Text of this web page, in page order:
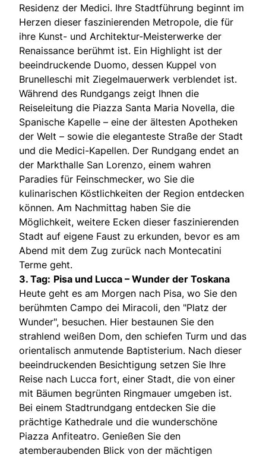
Residenz der Medici. Ihre Stadtführung beginnt im
Herzen dieser faszinierenden Metropole, die für
ihre Kunst- und Architektur-Meisterwerke der
Renaissance berühmt ist. Ein Highlight ist der
beeindruckende Duomo, dessen Kuppel von
Brunelleschi mit Ziegelmauerwerk verblendet ist.
Während des Rundgangs zeigt Ihnen die
Reiseleitung die Piazza Santa Maria Novella, die
Spanische Kapelle – eine der ältesten Apotheken
der Welt – sowie die eleganteste Straße der Stadt
und die Medici-Kapellen. Der Rundgang endet an
der Markthalle San Lorenzo, einem wahren
Paradies für Feinschmecker, wo Sie die
kulinarischen Köstlichkeiten der Region entdecken
können. Am Nachmittag haben Sie die
Möglichkeit, weitere Ecken dieser faszinierenden
Stadt auf eigene Faust zu erkunden, bevor es am
Abend mit dem Zug zurück nach Montecatini
Terme geht.
3. Tag: Pisa und Lucca – Wunder der Toskana
Heute geht es am Morgen nach Pisa, wo Sie den
berühmten Campo dei Miracoli, den "Platz der
Wunder", besuchen. Hier bestaunen Sie den
strahlend weißen Dom, den schiefen Turm und das
orientalisch anmutende Baptisterium. Nach dieser
beeindruckenden Besichtigung setzen Sie Ihre
Reise nach Lucca fort, einer Stadt, die von einer
mit Bäumen begrünten Ringmauer umgeben ist.
Bei einem Stadtrundgang entdecken Sie die
prächtige Kathedrale und die wunderschöne
Piazza Anfiteatro. Genießen Sie den
atemberaubenden Blick von der mächtigen